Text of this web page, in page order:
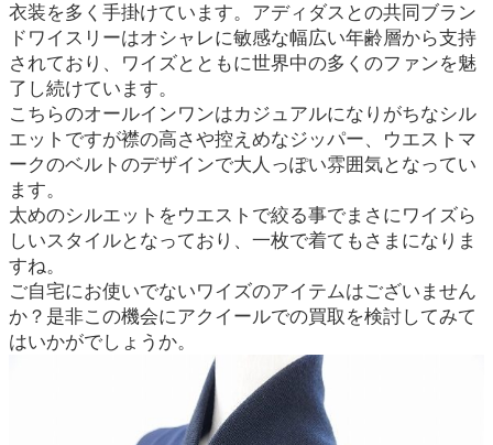
衣装を多く手掛けています。アディダスとの共同ブラン
ドワイスリーはオシャレに敏感な幅広い年齢層から支持
されており、ワイズとともに世界中の多くのファンを魅
了し続けています。
こちらのオールインワンはカジュアルになりがちなシル
エットですが襟の高さや控えめなジッパー、ウエストマ
ークのベルトのデザインで大人っぽい雰囲気となってい
ます。
太めのシルエットをウエストで絞る事でまさにワイズら
しいスタイルとなっており、一枚で着てもさまになりま
すね。
ご自宅にお使いでないワイズのアイテムはございません
か？是非この機会にアクイールでの買取を検討してみて
はいかがでしょうか。